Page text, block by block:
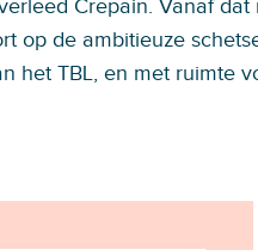
Crepain. Vanaf
op de ambitieuze
het TBL, en met ruimte